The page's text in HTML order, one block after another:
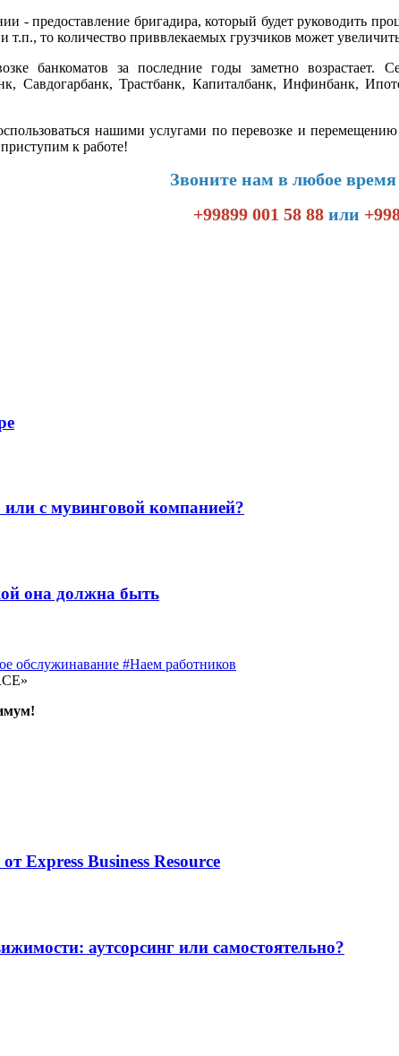
- предоставление бригадира, который будет руководить
то количество приввлекаемых грузчиков может
банкоматов за последние годы заметно
Савдогарбанк, Трастбанк, Капиталбанк, Инфинбанк,
нашими услугами по перевозке и
к работе!
Звоните нам в любое
+99899 001 58 88 или
или с мувинговой компанией?
она должна быть
обслужинавание #Наем работников
Express Business Resource
аутсорсинг или самостоятельно?